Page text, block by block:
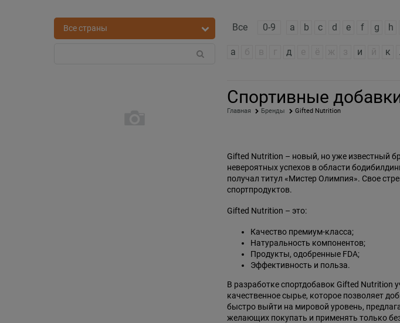
Все 0-9 a b c d e f g h
а д и к
Спортивные
Главная Бренды Gifted Nutrition
Gifted Nutrition – новый, но уже известный
невероятных успехов в области
получал титул «Мистер Олимпия». Свое
спортпродуктов.
Gifted Nutrition – это:
Качество премиум-класса;
Натуральность компонентов;
Продукты, одобренные FDA;
Эффективность и польза.
В разработке спортдобавок Gifted Nutrition
качественное сырье, которое позволяет
быстро выйти на мировой уровень,
желающих покупать и применять только